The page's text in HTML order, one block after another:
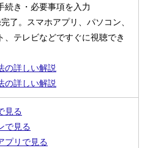
続き・必要事項を入力
完了。スマホアプリ、パソコン、
、テレビなどですぐに視聴でき
の詳しい解説
の詳しい解説
見る
で見る
プリで見る